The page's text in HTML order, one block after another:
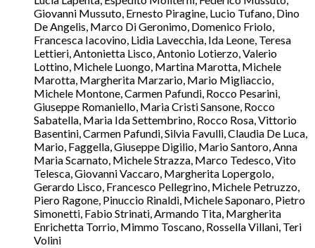
Giovanni Mussuto, Ernesto Piragine, Lucio Tufano, Dino
De Angelis, Marco Di Geronimo, Domenico Friolo,
Francesca Iacovino, Lidia Lavecchia, Ida Leone, Teresa
Lettieri, Antonietta Lisco, Antonio Lotierzo, Valerio
Lottino, Michele Luongo, Martina Marotta, Michele
Marotta, Margherita Marzario, Mario Migliaccio,
Michele Montone, Carmen Pafundi, Rocco Pesarini,
Giuseppe Romaniello, Maria Cristi Sansone, Rocco
Sabatella, Maria Ida Settembrino, Rocco Rosa, Vittorio
Basentini, Carmen Pafundi, Silvia Favulli, Claudia De Luca,
Mario, Faggella, Giuseppe Digilio, Mario Santoro, Anna
Maria Scarnato, Michele Strazza, Marco Tedesco, Vito
Telesca, Giovanni Vaccaro, Margherita Lopergolo,
Gerardo Lisco, Francesco Pellegrino, Michele Petruzzo,
Piero Ragone, Pinuccio Rinaldi, Michele Saponaro, Pietro
Simonetti, Fabio Strinati, Armando Tita, Margherita
Enrichetta Torrio, Mimmo Toscano, Rossella Villani, Teri
Volini